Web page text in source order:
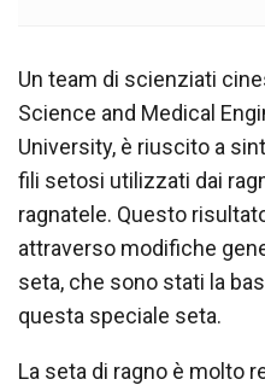
Un team di scienziati
Science and Medical
University, è riuscito a
fili setosi utilizzati dai
ragnatele. Questo
attraverso modifiche
seta, che sono stati la
questa speciale seta.
La seta di ragno è molto